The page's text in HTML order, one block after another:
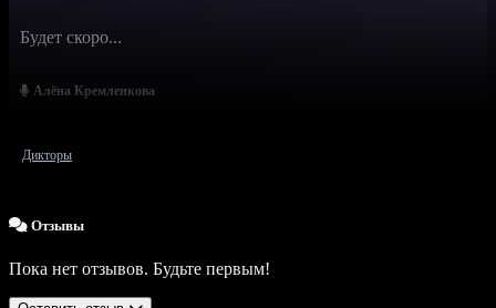
Алёна Кремленкова
Будет скоро...
Дикторы
Отзывы
Пока нет отзывов. Будьте первым!